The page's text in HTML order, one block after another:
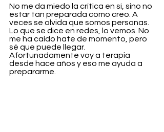
No me da miedo la crítica en sí, sino no
estar tan preparada como creo. A
veces se olvida que somos personas.
Lo que se dice en redes, lo vemos. No
me ha caído hate de momento, pero
sé que puede llegar.
Afortunadamente voy a terapia
desde hace años y eso me ayuda a
prepararme.